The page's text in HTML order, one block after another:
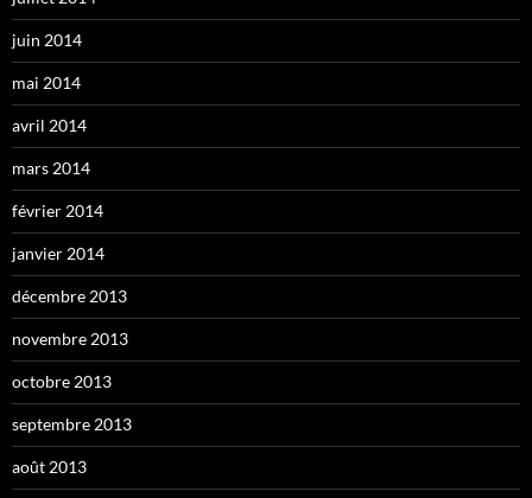
juin 2014
mai 2014
avril 2014
mars 2014
février 2014
janvier 2014
décembre 2013
novembre 2013
octobre 2013
septembre 2013
août 2013